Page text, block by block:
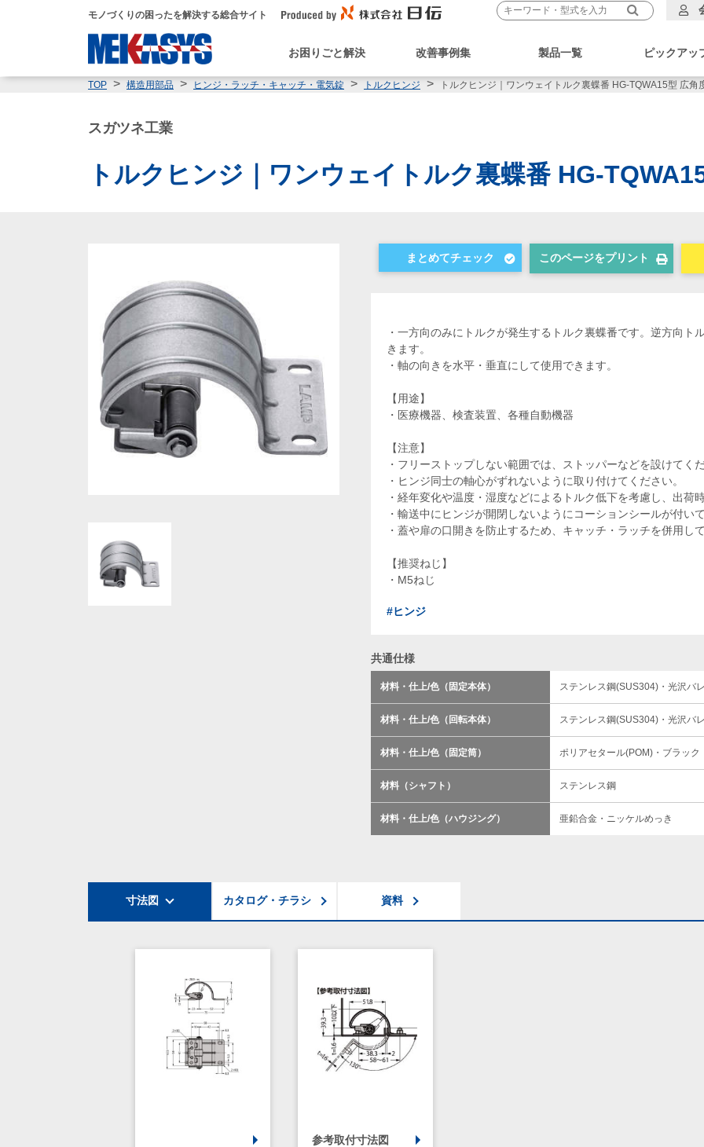
モノづくりの困ったを解決する総合サイト
お困りごと解決 改善事例集 製品一覧 ピックアッ
TOP 構造用部品 ヒンジ・ラッチ・キャッチ・電気錠 トルクヒンジ トルクヒンジ｜ワンウェイトルク裏蝶番 HG-TQWA15型 広角
スガツネ工業
トルクヒンジ｜ワンウェイトルク裏蝶番 HG-
このページをプリント
・一方向のみにトルクが発生するトルク裏蝶番です。逆方向
きます。
・軸の向きを水平・垂直にして使用できます。
【用途】
・医療機器、検査装置、各種自動機器
【注意】
・フリーストップしない範囲では、ストッパーなどを設けてく
・ヒンジ同士の軸心がずれないように取り付けてください。
・経年変化や温度・湿度などによるトルク低下を考慮し、出荷
・輸送中にヒンジが開閉しないようにコーションシールが付い
・蓋や扉の口開きを防止するため、キャッチ・ラッチを併用し
【推奨ねじ】
・M5ねじ
#ヒンジ
共通仕様
材料・仕上/色（固定本体） ステンレス鋼(SUS304)・光沢バ
材料・仕上/色（回転本体） ステンレス鋼(SUS304)・光沢バ
材料・仕上/色（固定筒） ポリアセタール(POM)・ブラック
材料（シャフト） ステンレス鋼
材料・仕上/色（ハウジング） 亜鉛合金・ニッケルめっき
寸法図 カタログ・チラシ 資料
参考取付寸法図